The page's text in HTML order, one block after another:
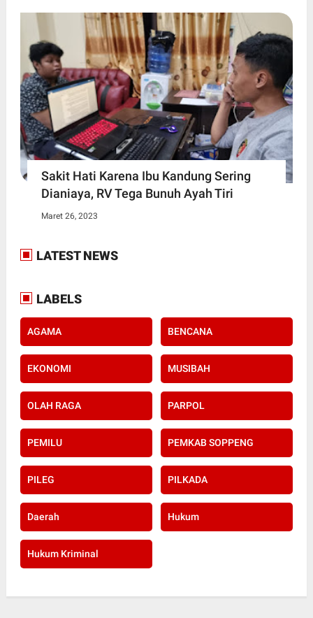
Sakit Hati Karena Ibu Kandung Sering
Dianiaya, RV Tega Bunuh Ayah Tiri
Maret 26, 2023
LATEST NEWS
LABELS
AGAMA BENCANA
EKONOMI MUSIBAH
OLAH RAGA PARPOL
PEMILU PEMKAB SOPPENG
PILEG PILKADA
Daerah Hukum
Hukum Kriminal